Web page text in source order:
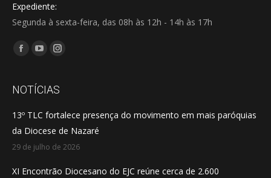
Expediente:
Segunda à sexta-feira, das 08h às 12h - 14h às 17h
Encontre-nos em:
Facebook
opens
new
window
YouTube
opens
new
window
Instagram
opens
new
window
NOTÍCIAS
13º TLC fortalece presença do movimento em mais paróquias
da Diocese de Nazaré
29 de julho de 2026
XI Encontrão Diocesano do EJC reúne cerca de 2.600